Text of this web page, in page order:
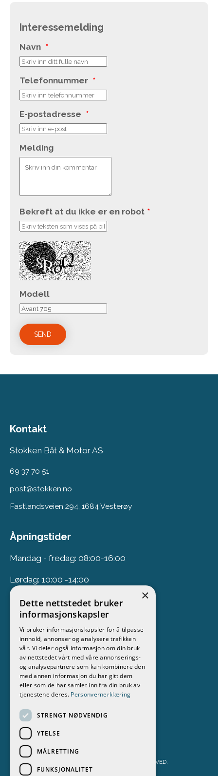
Interessemelding
Navn *
Telefonnummer *
E-postadresse *
Melding
Bekreft at du ikke er en robot *
Modell
Kontakt
Stokken Båt & Motor AS
69 37 70 51
post@stokken.no
Fastlandsveien 294, 1684 Vesterøy
Åpningstider
Mandag - fredag: 08:00-16:00
Lørdag: 10:00 -14:00
Nyhetsbrev
Meld deg på vårt nyhetsbrev
Følg oss
STOKKEN BÅT & MOTOR AS 2026. ALL RIGHTS RESERVED.
×
Dette nettstedet bruker
informasjonskapsler
Vi bruker informasjonskapsler for å tilpasse
innhold, annonser og analysere trafikken
vår. Vi deler også informasjon om din bruk
av nettstedet vårt med våre annonserings-
og analysepartnere som kan kombinere den
med annen informasjon du har gitt dem
eller som de har samlet inn fra din bruk av
tjenestene deres. Personvernerklæring
STRENGT NØDVENDIG
YTELSE
MÅLRETTING
FUNKSJONALITET